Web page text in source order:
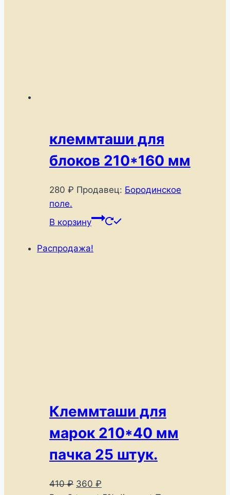
клеммташи для
блоков 210*160 мм
280 ₽ Продавец: Бородинское
поле.
В корзину
Распродажа!
Клеммташи для
марок 210*40 мм
пачка 25 штук.
410₽ Первоначальная
360 ₽